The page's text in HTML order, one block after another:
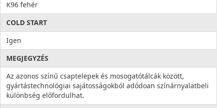
K96 fehér
COLD START
Igen
MEGJEGYZÉS
Az azonos színű csaptelepek és mosogatótálcák között,
gyártástechnológiai sajátosságokból adódoan színárnyalatbeli
különbség előfordulhat.